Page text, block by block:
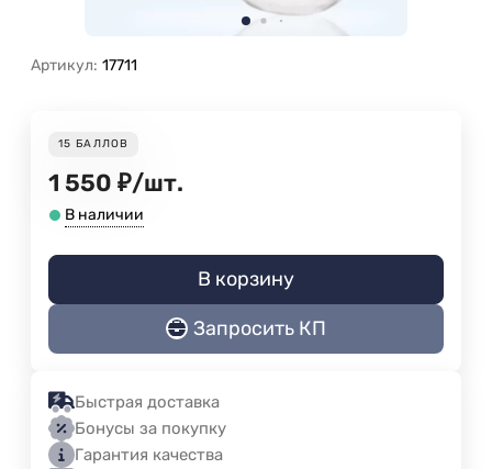
Артикул: 17711
15 БАЛЛОВ
1 550 ₽/шт.
В наличии
В корзину
Запросить КП
Быстрая доставка
Бонусы за покупку
Гарантия качества